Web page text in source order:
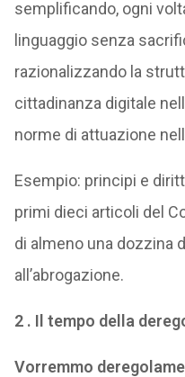
semplificando, ogni
linguaggio senza
razionalizzando la
cittadinanza digitale
norme di attuazione
Esempio: principi e
primi dieci articoli del
di almeno una dozzina
all’abrogazione.
2 . Il tempo della
Vorremmo